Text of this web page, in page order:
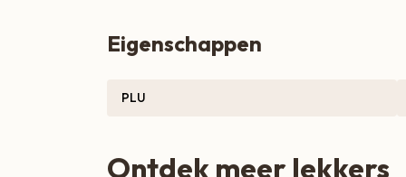
Eigenschappen
PLU
Ontdek meer lekkers